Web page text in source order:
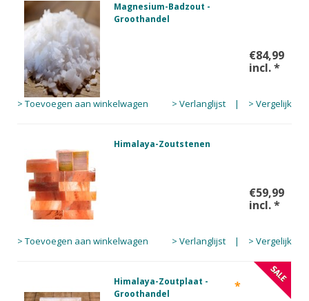
Magnesium-Badzout -
Groothandel
€84,99
incl.*
> Toevoegen aan winkelwagen > Verlanglijst | > Vergelijk
Himalaya-Zoutstenen
€59,99
incl.*
> Toevoegen aan winkelwagen > Verlanglijst | > Vergelijk
Himalaya-Zoutplaat -
Groothandel
*